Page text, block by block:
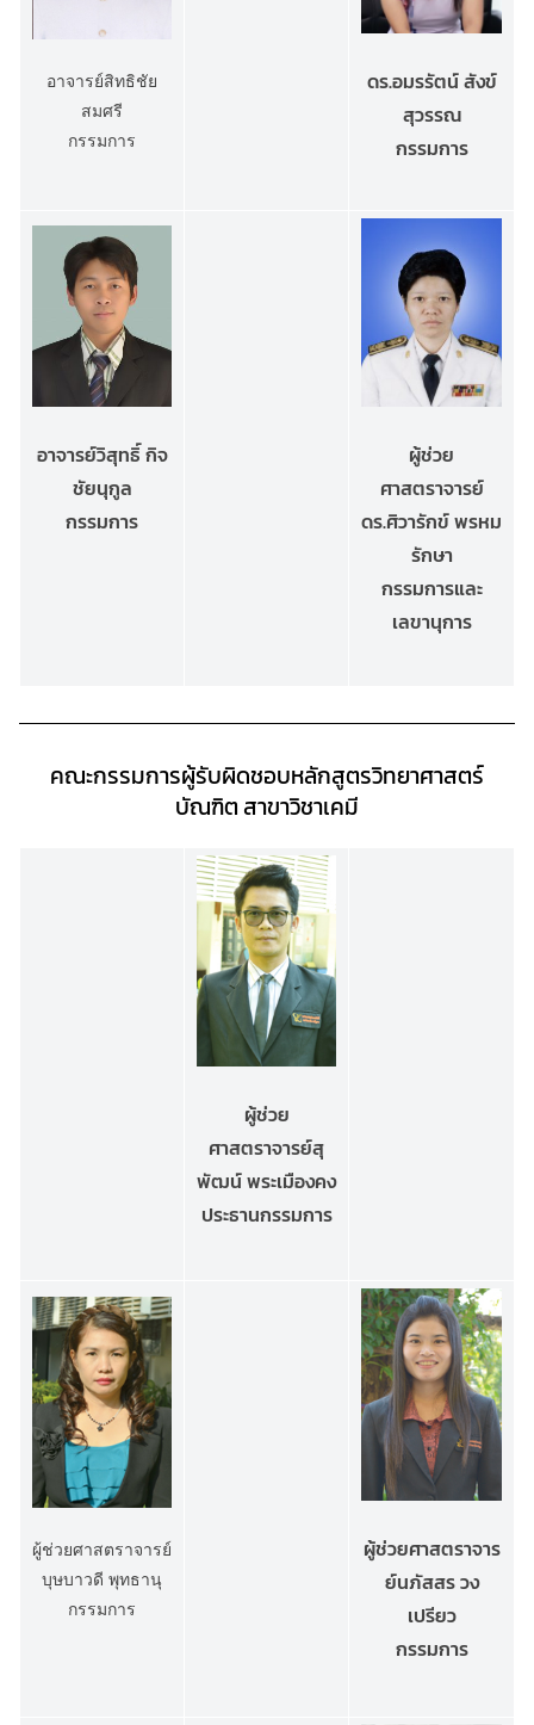
อาจารย์สิทธิชัย
สมศรี
กรรมการ
ดร.อมรรัตน์ สังข์
สุวรรณ
กรรมการ
อาจารย์วิสุทธิ์ กิจ
ชัยนุกูล
กรรมการ
ผู้ช่วย
ศาสตราจารย์
ดร.ศิวารักข์ พรหม
รักษา
กรรมการและ
เลขานุการ
คณะกรรมการผู้รับผิดชอบหลักสูตรวิทยาศาสตร์
บัณฑิต สาขาวิชาเคมี
ผู้ช่วย
ศาสตราจารย์สุ
พัฒน์ พระเมืองคง
ประธานกรรมการ
ผู้ช่วยศาสตราจารย์
บุษบาวดี พุทธานุ
กรรมการ
ผู้ช่วยศาสตราจาร
ย์นภัสสร วง
เปรียว
กรรมการ